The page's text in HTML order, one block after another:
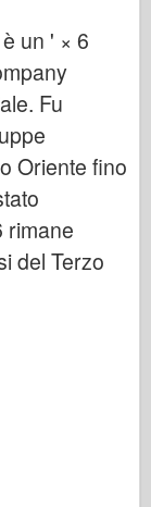
un ' × 6
Fu
Oriente fino
rimane
del Terzo